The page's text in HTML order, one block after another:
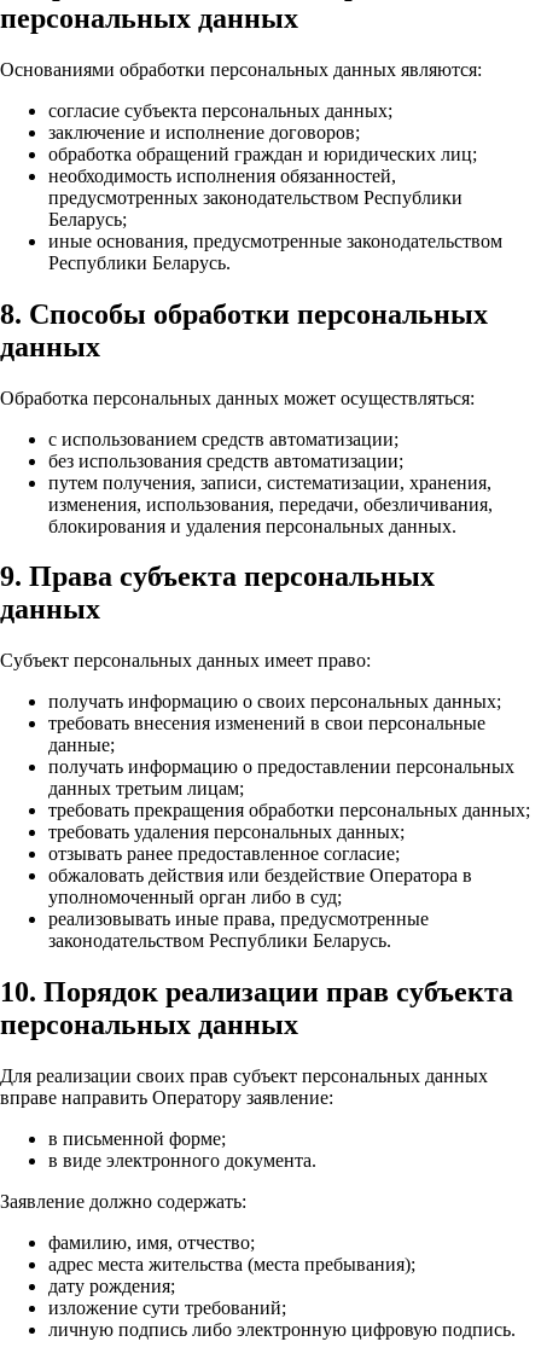
персональных данных
Основаниями обработки персональных данных являются:
согласие субъекта персональных данных;
заключение и исполнение договоров;
обработка обращений граждан и юридических лиц;
необходимость исполнения обязанностей,
предусмотренных законодательством Республики
Беларусь;
иные основания, предусмотренные законодательством
Республики Беларусь.
8. Способы обработки персональных
данных
Обработка персональных данных может осуществляться:
с использованием средств автоматизации;
без использования средств автоматизации;
путем получения, записи, систематизации, хранения,
изменения, использования, передачи, обезличивания,
блокирования и удаления персональных данных.
9. Права субъекта персональных
данных
Субъект персональных данных имеет право:
получать информацию о своих персональных данных;
требовать внесения изменений в свои персональные
данные;
получать информацию о предоставлении персональных
данных третьим лицам;
требовать прекращения обработки персональных данных;
требовать удаления персональных данных;
отзывать ранее предоставленное согласие;
обжаловать действия или бездействие Оператора в
уполномоченный орган либо в суд;
реализовывать иные права, предусмотренные
законодательством Республики Беларусь.
10. Порядок реализации прав субъекта
персональных данных
Для реализации своих прав субъект персональных данных
вправе направить Оператору заявление:
в письменной форме;
в виде электронного документа.
Заявление должно содержать:
фамилию, имя, отчество;
адрес места жительства (места пребывания);
дату рождения;
изложение сути требований;
личную подпись либо электронную цифровую подпись.